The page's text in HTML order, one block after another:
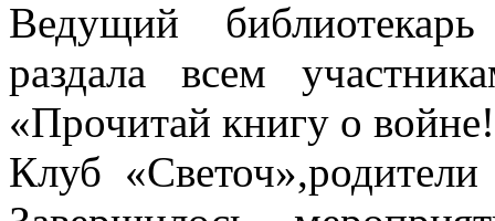
Ведущий
раздала всем
«Прочитай книгу о
Клуб